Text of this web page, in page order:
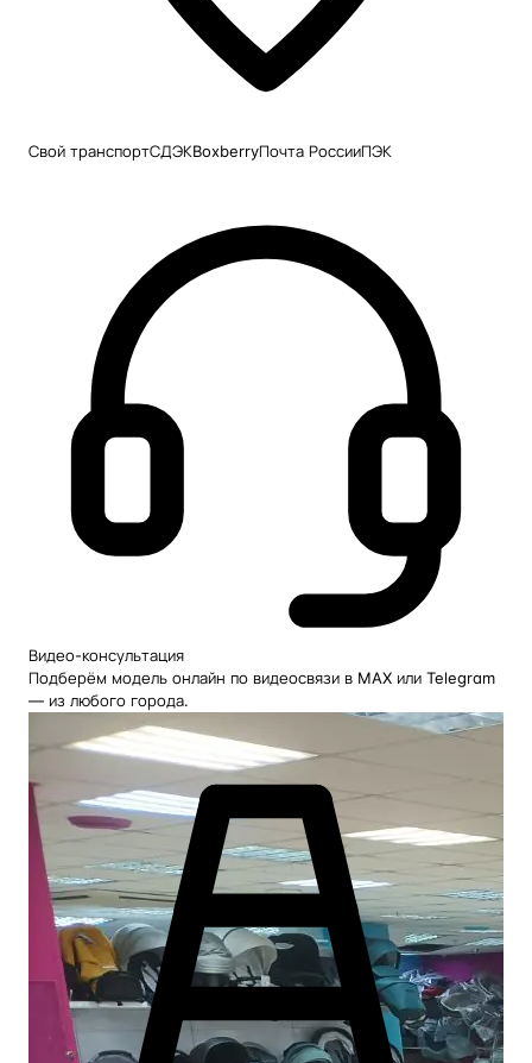
Свой транспортСДЭКBoxberryПочта РоссииПЭК
Видео-консультация
Подберём модель онлайн по видеосвязи в MAX или Telegram
— из любого города.